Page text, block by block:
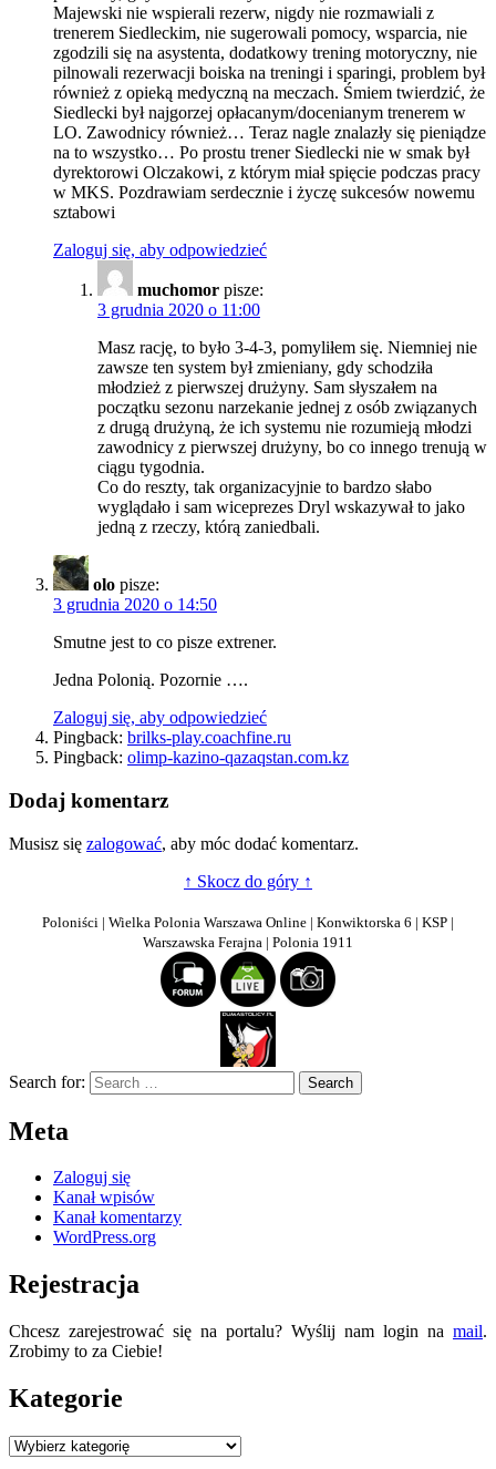
Majewski nie wspierali rezerw, nigdy nie rozmawiali z
trenerem Siedleckim, nie sugerowali pomocy, wsparcia, nie
zgodzili się na asystenta, dodatkowy trening motoryczny, nie
pilnowali rezerwacji boiska na treningi i sparingi, problem był
również z opieką medyczną na meczach. Śmiem twierdzić, że
Siedlecki był najgorzej opłacanym/docenianym trenerem w
LO. Zawodnicy również… Teraz nagle znalazły się pieniądze
na to wszystko… Po prostu trener Siedlecki nie w smak był
dyrektorowi Olczakowi, z którym miał spięcie podczas pracy
w MKS. Pozdrawiam serdecznie i życzę sukcesów nowemu
sztabowi
Zaloguj się, aby odpowiedzieć
muchomor pisze:
3 grudnia 2020 o 11:00
Masz rację, to było 3-4-3, pomyliłem się. Niemniej nie
zawsze ten system był zmieniany, gdy schodziła
młodzież z pierwszej drużyny. Sam słyszałem na
początku sezonu narzekanie jednej z osób związanych
z drugą drużyną, że ich systemu nie rozumieją młodzi
zawodnicy z pierwszej drużyny, bo co innego trenują w
ciągu tygodnia.
Co do reszty, tak organizacyjnie to bardzo słabo
wyglądało i sam wiceprezes Dryl wskazywał to jako
jedną z rzeczy, którą zaniedbali.
olo pisze:
3 grudnia 2020 o 14:50
Smutne jest to co pisze extrener.
Jedna Polonią. Pozornie ….
Zaloguj się, aby odpowiedzieć
Pingback: brilks-play.coachfine.ru
Pingback: olimp-kazino-qazaqstan.com.kz
Dodaj komentarz
Musisz się zalogować, aby móc dodać komentarz.
↑ Skocz do góry ↑
Poloniści | Wielka Polonia Warszawa Online | Konwiktorska 6 | KSP |
Warszawska Ferajna | Polonia 1911
Search for:
Meta
Zaloguj się
Kanał wpisów
Kanał komentarzy
WordPress.org
Rejestracja
Chcesz zarejestrować się na portalu? Wyślij nam login na mail.
Zrobimy to za Ciebie!
Kategorie
Kategorie